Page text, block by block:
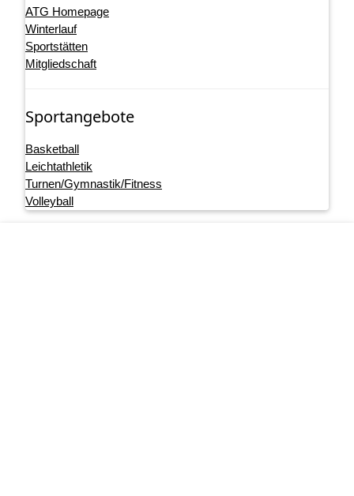
ATG Homepage
Winterlauf
Sportstätten
Mitgliedschaft
Sportangebote
Basketball
Leichtathletik
Turnen/Gymnastik/Fitness
Volleyball